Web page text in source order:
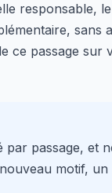
responsable,
sans
ce passage
par passage, et
motif,